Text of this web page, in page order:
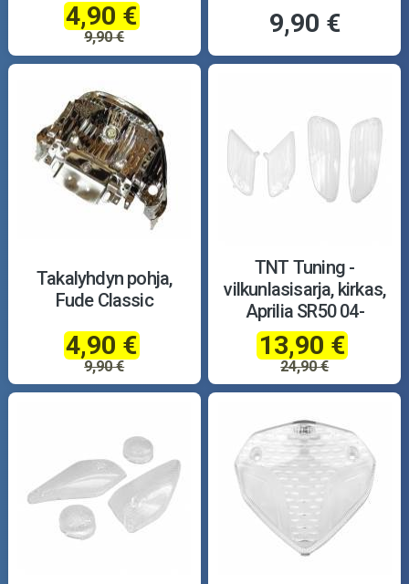
4,90 €
9,90 € 9,90 €
Takalyhdyn pohja,
Fude Classic
4,90 €
9,90 €
TNT Tuning -
vilkunlasisarja, kirkas,
Aprilia SR50 04-
13,90 €
24,90 €